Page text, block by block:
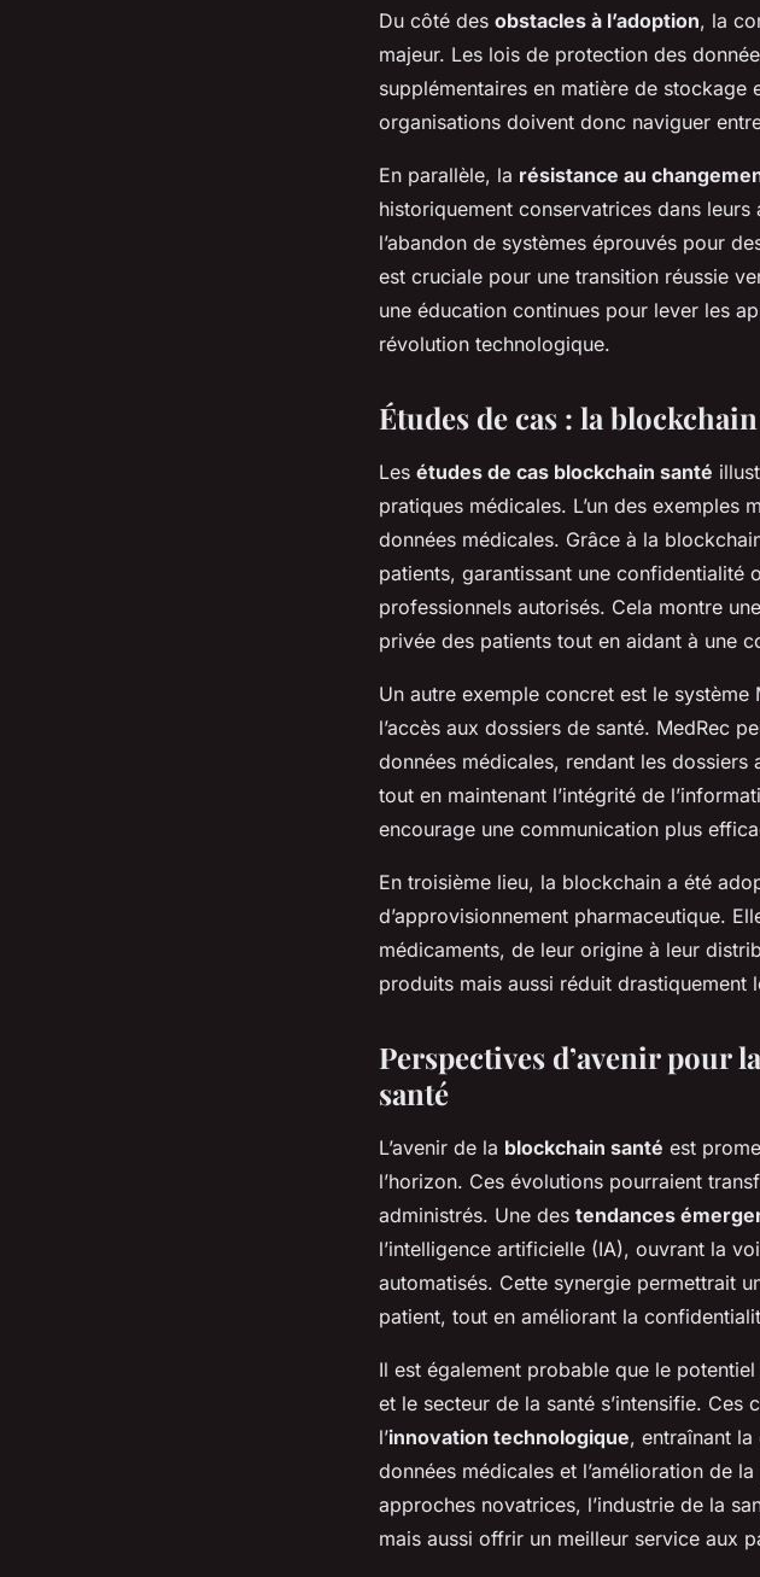
Du côté des obstacles à l’adoption, la
majeur. Les lois de protection des
supplémentaires en matière de stockage
organisations doivent donc naviguer
En parallèle, la résistance au
historiquement conservatrices dans
l’abandon de systèmes éprouvés pour
est cruciale pour une transition réussie
une éducation continues pour lever les
révolution technologique.
Études de cas : la
Les études de cas blockchain santé
pratiques médicales. L’un des exemples
données médicales. Grâce à la
patients, garantissant une confidentialité
professionnels autorisés. Cela montre
privée des patients tout en aidant à une
Un autre exemple concret est le système
l’accès aux dossiers de santé. MedRec
données médicales, rendant les
tout en maintenant l’intégrité de
encourage une communication plus
En troisième lieu, la blockchain a été
d’approvisionnement pharmaceutique.
médicaments, de leur origine à leur
produits mais aussi réduit drastiquement
Perspectives d’avenir pour
santé
L’avenir de la blockchain santé est
l’horizon. Ces évolutions pourraient
administrés. Une des tendances
l’intelligence artificielle (IA), ouvrant la
automatisés. Cette synergie permettrait
patient, tout en améliorant la
Il est également probable que le potentiel
et le secteur de la santé s’intensifie.
l’innovation technologique, entraînant
données médicales et l’amélioration de
approches novatrices, l’industrie de la
mais aussi offrir un meilleur service aux